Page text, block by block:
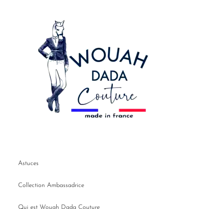
Astuces
Collection Ambassadrice
Qui est Wouah Dada Couture